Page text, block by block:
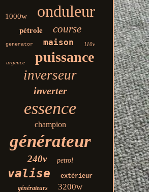
1000w onduleur
pétrole course
generator maison 110v
urgence puissance
inverseur
inverter
essence
champion
générateur
240v petrol
valise
extérieur
générateurs
3200w